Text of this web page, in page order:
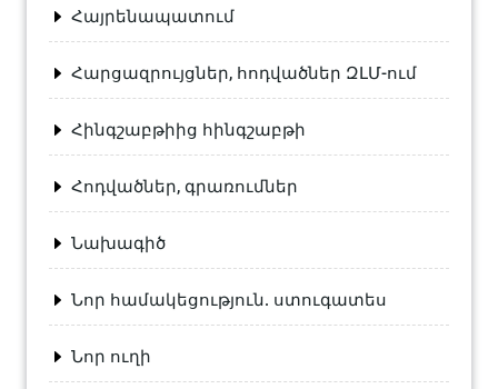
Հայրենապատում
Հարցազրույցներ, հոդվածներ ԶԼՄ-ում
Հինգշաբթիից հինգշաբթի
Հոդվածներ, գրառումներ
Նախագիծ
Նոր համակեցություն. ստուգատես
Նոր ուղի